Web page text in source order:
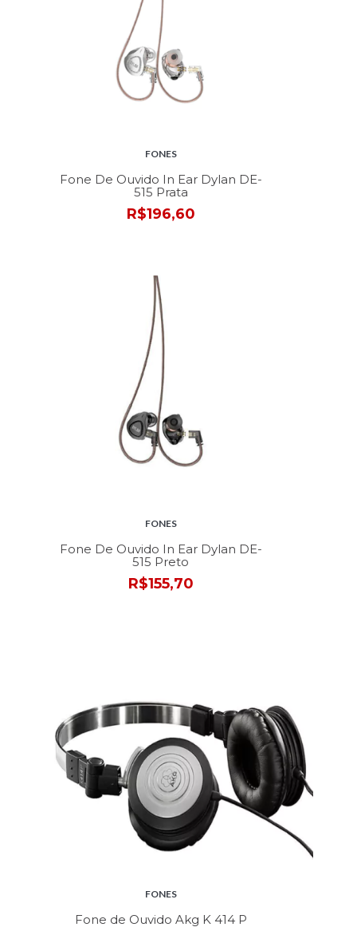
FONES
Fone De Ouvido In Ear Dylan DE-
515 Prata
R$196,60
FONES
Fone De Ouvido In Ear Dylan DE-
515 Preto
R$155,70
FONES
Fone de Ouvido Akg K 414 P